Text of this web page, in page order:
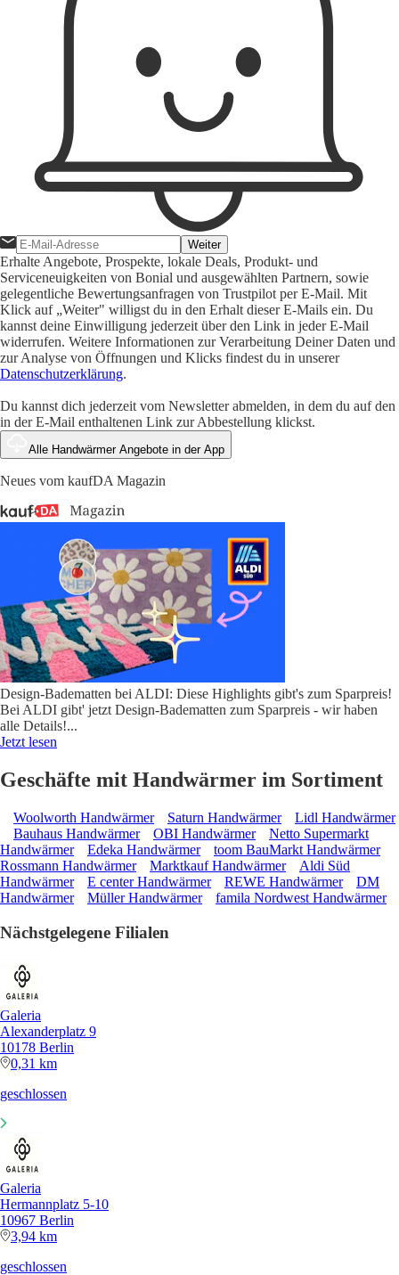
Weiter
Erhalte Angebote, Prospekte, lokale Deals, Produkt- und
Serviceneuigkeiten von Bonial und ausgewählten Partnern, sowie
gelegentliche Bewertungsanfragen von Trustpilot per E-Mail. Mit
Klick auf „Weiter" willigst du in den Erhalt dieser E-Mails ein. Du
kannst deine Einwilligung jederzeit über den Link in jeder E-Mail
widerrufen. Weitere Informationen zur Verarbeitung Deiner Daten und
zur Analyse von Öffnungen und Klicks findest du in unserer
Datenschutzerklärung.
Du kannst dich jederzeit vom Newsletter abmelden, in dem du auf den
in der E-Mail enthaltenen Link zur Abbestellung klickst.
Alle Handwärmer Angebote in der App
Neues vom kaufDA Magazin
Design-Badematten bei ALDI: Diese Highlights gibt's zum Sparpreis!
Bei ALDI gibt' jetzt Design-Badematten zum Sparpreis - wir haben
alle Details!...
Jetzt lesen
Geschäfte mit Handwärmer im Sortiment
Woolworth Handwärmer Saturn Handwärmer
Lidl Handwärmer
Bauhaus Handwärmer
OBI Handwärmer
Netto Supermarkt
Handwärmer
Edeka Handwärmer
toom BauMarkt Handwärmer
Rossmann Handwärmer
Marktkauf Handwärmer
Aldi Süd
Handwärmer
E center Handwärmer REWE Handwärmer
DM
Handwärmer
Müller Handwärmer famila Nordwest Handwärmer
Nächstgelegene Filialen
Galeria
Alexanderplatz 9
10178 Berlin
0,31 km
geschlossen
Galeria
Hermannplatz 5-10
10967 Berlin
3,94 km
geschlossen